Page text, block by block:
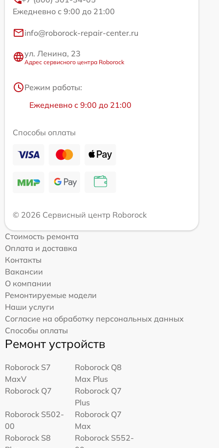
Ежедневно с 9:00 до 21:00
info@roborock-repair-center.ru
ул. Ленина, 23
Адрес сервисного центра Roborock
Режим работы:
Ежедневно с 9:00 до 21:00
Способы оплаты
© 2026 Сервисный центр Roborock
Стоимость ремонта
Оплата и доставка
Контакты
Вакансии
О компании
Ремонтируемые модели
Наши услуги
Согласие на обработку персональных данных
Способы оплаты
Ремонт устройств
Roborock S7
MaxV
Roborock Q8
Max Plus
Roborock Q7
Roborock Q7
Plus
Roborock S502-
00
Roborock Q7
Max
Roborock S8
Roborock S552-